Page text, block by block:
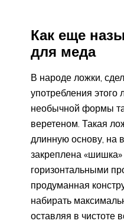
Как еще
для меда
В народе ложки,
употребления этого
необычной формы
веретеном. Такая
длинную основу, на
закреплена «шишка»
горизонтальными
продуманная
набирать
оставляя в чистоте